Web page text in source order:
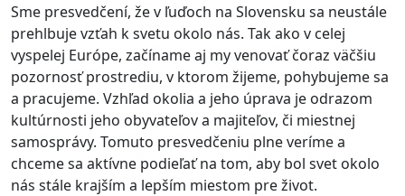
Sme presvedčení, že v ľuďoch na Slovensku sa neustále
prehlbuje vzťah k svetu okolo nás. Tak ako v celej
vyspelej Európe, začíname aj my venovať čoraz väčšiu
pozornosť prostrediu, v ktorom žijeme, pohybujeme sa
a pracujeme. Vzhľad okolia a jeho úprava je odrazom
kultúrnosti jeho obyvateľov a majiteľov, či miestnej
samosprávy. Tomuto presvedčeniu plne veríme a
chceme sa aktívne podieľať na tom, aby bol svet okolo
nás stále krajším a lepším miestom pre život.